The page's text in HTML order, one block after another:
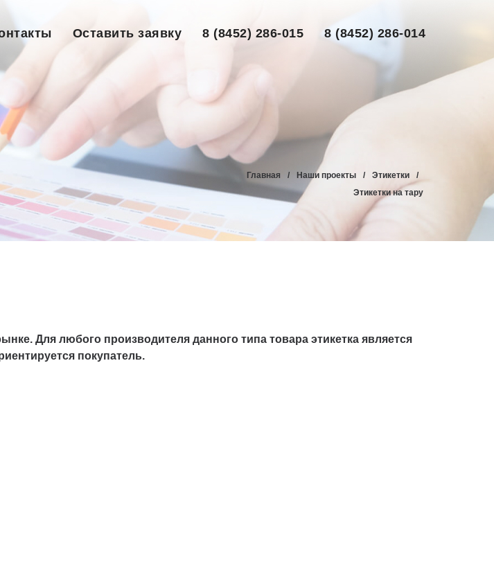
Оставить заявку 8 (8452) 286-015 8 (8452) 286-014
Главная / Наши проекты / Этикетки
/
Этикетки на тару
Для любого производителя данного типа товара этикетка является
покупатель.